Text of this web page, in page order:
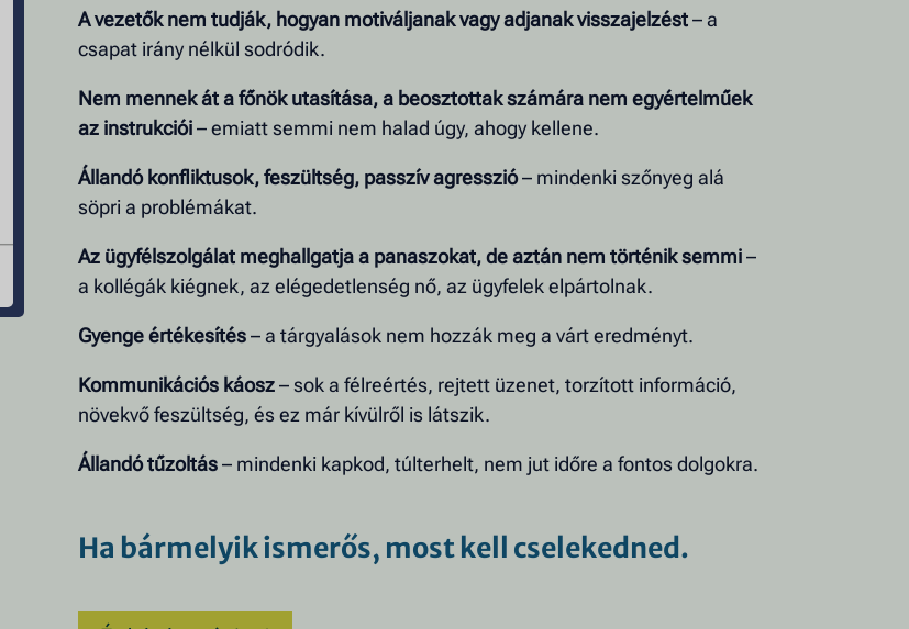
A vezetők nem tudják, hogyan motiváljanak vagy adjanak visszajelzést– a
csapat irány nélkül sodródik.
Nem mennek át a főnök utasítása, a beosztottak számára nem egyértelműek
az instrukciói– emiatt semmi nem halad úgy, ahogy kellene.
Állandó konfliktusok, feszültség, passzív agresszió– mindenki szőnyeg alá
söpri a problémákat.
Az ügyfélszolgálat meghallgatja a panaszokat, de aztán nem történik semmi–
a kollégák kiégnek, az elégedetlenség nő, az ügyfelek elpártolnak.
Gyenge értékesítés– a tárgyalások nem hozzák meg a várt eredményt.
Kommunikációs káosz– sok a félreértés, rejtett üzenet, torzított információ,
növekvő feszültség, és ez már kívülről is látszik.
Állandó tűzoltás– mindenki kapkod, túlterhelt, nem jut időre a fontos dolgokra.
Ha bármelyik ismerős, most kell cselekedned.